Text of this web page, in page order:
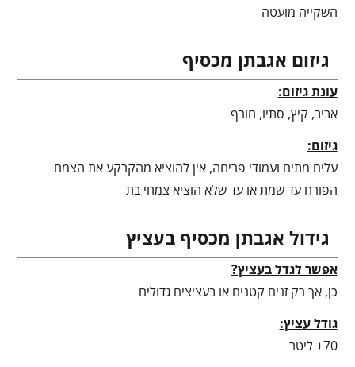
השקייה מועטה
גיזום אגבתן מכסיף
עונת גיזום:
אביב, קיץ, סתיו, חורף
גיזום:
עלים מתים ועמודי פריחה, אין להוציא מהקרקע את הצמח
הפורח עד שמת או עד שלא הוציא צמחי בת
גידול אגבתן מכסיף בעציץ
אפשר לגדל בעציץ?
כן, אך רק זנים קטנים או בעציצים גדולים
גודל עציץ:
70+ ליטר